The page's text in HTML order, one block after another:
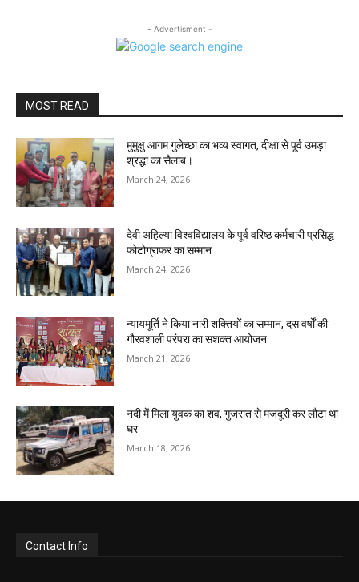
- Advertisment -
MOST READ
मुमुक्षु आगम गुलेच्छा का भव्य स्वागत, दीक्षा से पूर्व उमड़ा
श्रद्धा का सैलाब।
March 24, 2026
देवी अहिल्या विश्वविद्यालय के पूर्व वरिष्ठ कर्मचारी प्रसिद्ध
फोटोग्राफर का सम्मान
March 24, 2026
न्यायमूर्ति ने किया नारी शक्तियों का सम्मान, दस वर्षों की
गौरवशाली परंपरा का सशक्त आयोजन
March 21, 2026
नदी में मिला युवक का शव, गुजरात से मजदूरी कर लौटा था
घर
March 18, 2026
Contact Info